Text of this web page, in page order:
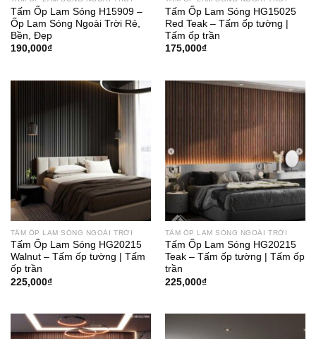
Tấm Ốp Lam Sóng H15909 –
Ốp Lam Sóng Ngoài Trời Rẻ,
Bền, Đẹp
190,000₫
Tấm Ốp Lam Sóng HG15025
Red Teak – Tấm ốp tường |
Tấm ốp trần
175,000₫
TẤM ỐP LAM SÓNG NGOÀI TRỜI
Tấm Ốp Lam Sóng HG20215
Walnut – Tấm ốp tường | Tấm
ốp trần
225,000₫
TẤM ỐP LAM SÓNG NGOÀI TRỜI
Tấm Ốp Lam Sóng HG20215
Teak – Tấm ốp tường | Tấm ốp
trần
225,000₫